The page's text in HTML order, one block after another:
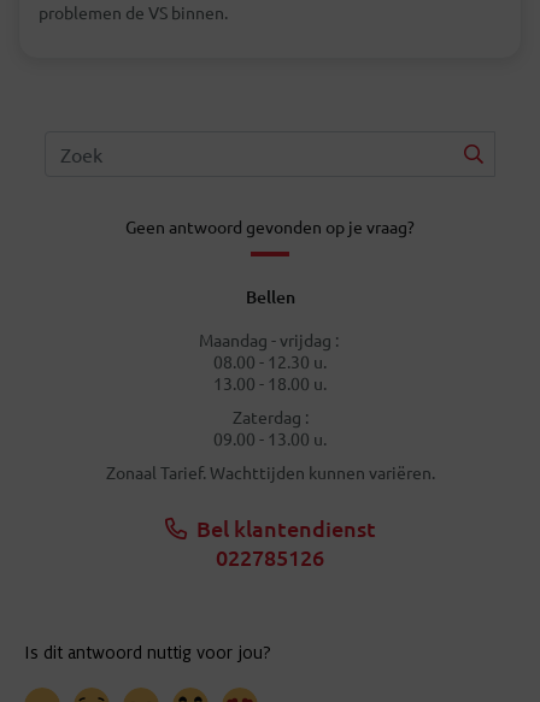
problemen de VS binnen.
Geen antwoord gevonden op je vraag?
Bellen
Maandag - vrijdag :
08.00 - 12.30 u.
13.00 - 18.00 u.
Zaterdag :
09.00 - 13.00 u.
Zonaal Tarief. Wachttijden kunnen variëren.
Bel klantendienst
022785126